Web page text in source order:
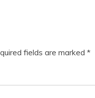
fields are marked *